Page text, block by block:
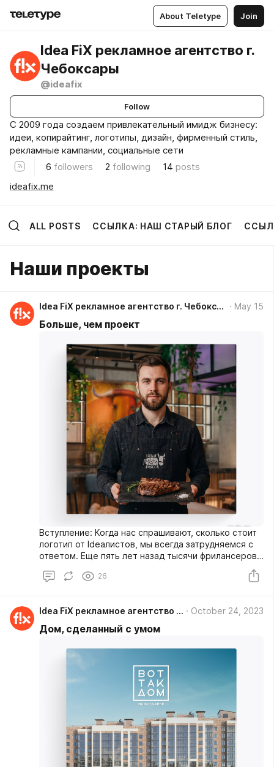
About Teletype Join
Idea FiX рекламное агентство г.
Чебоксары
@ideafix
Follow
С 2009 года создаем привлекательный имидж бизнесу:
идеи, копирайтинг, логотипы, дизайн, фирменный стиль,
рекламные кампании, социальные сети
6 followers 2 following 14 posts
ideafix.me
ALL POSTS ССЫЛКА: НАШ СТАРЫЙ БЛОГ
Наши проекты
Idea FiX рекламное агентство г. Чебоксары May 15
Больше, чем проект
Вступление: Когда нас спрашивают, сколько стоит
логотип от Ideaлистов, мы всегда затрудняемся с
ответом. Еще пять лет назад тысячи фрилансеров
графического изображения или символа для
26
Idea FiX рекламное агентство г. Чебоксары October 24, 2023
Дом, сделанный с умом